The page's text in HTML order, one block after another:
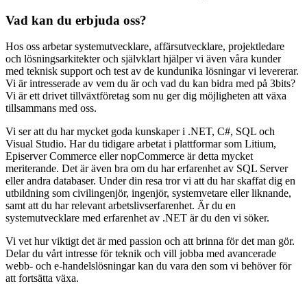
Vad kan du erbjuda oss?
Hos oss arbetar systemutvecklare, affärsutvecklare, projektledare
och lösningsarkitekter och självklart hjälper vi även våra kunder
med teknisk support och test av de kundunika lösningar vi levererar.
Vi är intresserade av vem du är och vad du kan bidra med på 3bits?
Vi är ett drivet tillväxtföretag som nu ger dig möjligheten att växa
tillsammans med oss.
Vi ser att du har mycket goda kunskaper i .NET, C#, SQL och
Visual Studio. Har du tidigare arbetat i plattformar som Litium,
Episerver Commerce eller nopCommerce är detta mycket
meriterande. Det är även bra om du har erfarenhet av SQL Server
eller andra databaser. Under din resa tror vi att du har skaffat dig en
utbildning som civilingenjör, ingenjör, systemvetare eller liknande,
samt att du har relevant arbetslivserfarenhet. Är du en
systemutvecklare med erfarenhet av .NET är du den vi söker.
Vi vet hur viktigt det är med passion och att brinna för det man gör.
Delar du vårt intresse för teknik och vill jobba med avancerade
webb- och e-handelslösningar kan du vara den som vi behöver för
att fortsätta växa.